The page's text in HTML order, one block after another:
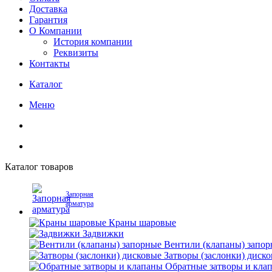
Доставка
Гарантия
О Компании
История компании
Реквизиты
Контакты
Каталог
Меню
Каталог товаров
Запорная
арматура
Краны шаровые
Задвижки
Вентили (клапаны)
Затворы (заслонки)
Обратные затворы и